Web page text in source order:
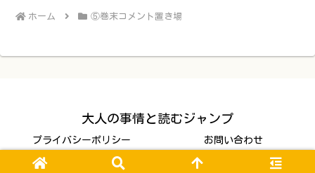
ホーム ⑤巻末コメント置き場
大人の事情と読むジャンプ
プライバシーポリシー お問い合わせ
© 2023 大人の事情と読むジャンプ.